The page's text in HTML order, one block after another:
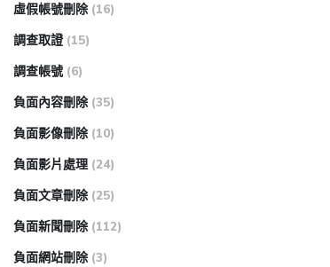
虛假帳號刪除 (16)
調查取證 (15)
調查帳號 (6)
負面內容刪除 (35)
負面影像刪除 (10)
負面影片處理 (24)
負面文章刪除 (25)
負面新聞刪除 (112)
負面網站刪除 (3)